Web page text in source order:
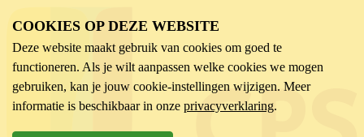
COOKIES OP DEZE WEBSITE
Deze website maakt gebruik van cookies om goed te
functioneren. Als je wilt aanpassen welke cookies we mogen
gebruiken, kan je jouw cookie-instellingen wijzigen. Meer
informatie is beschikbaar in onze privacyverklaring.